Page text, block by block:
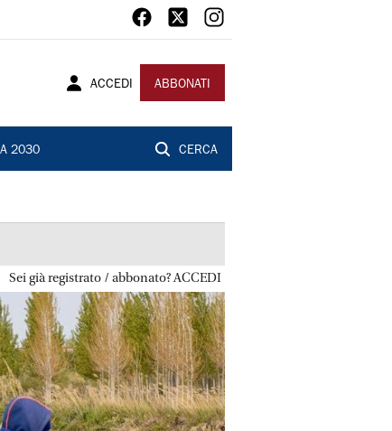
ACCEDI ABBONATI
2030 CERCA
Sei già registrato / abbonato? ACCEDI